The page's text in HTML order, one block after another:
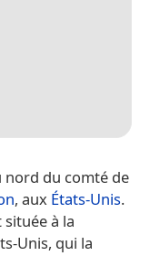
nord du comté de
, aux États-Unis.
située à la
Unis, qui la